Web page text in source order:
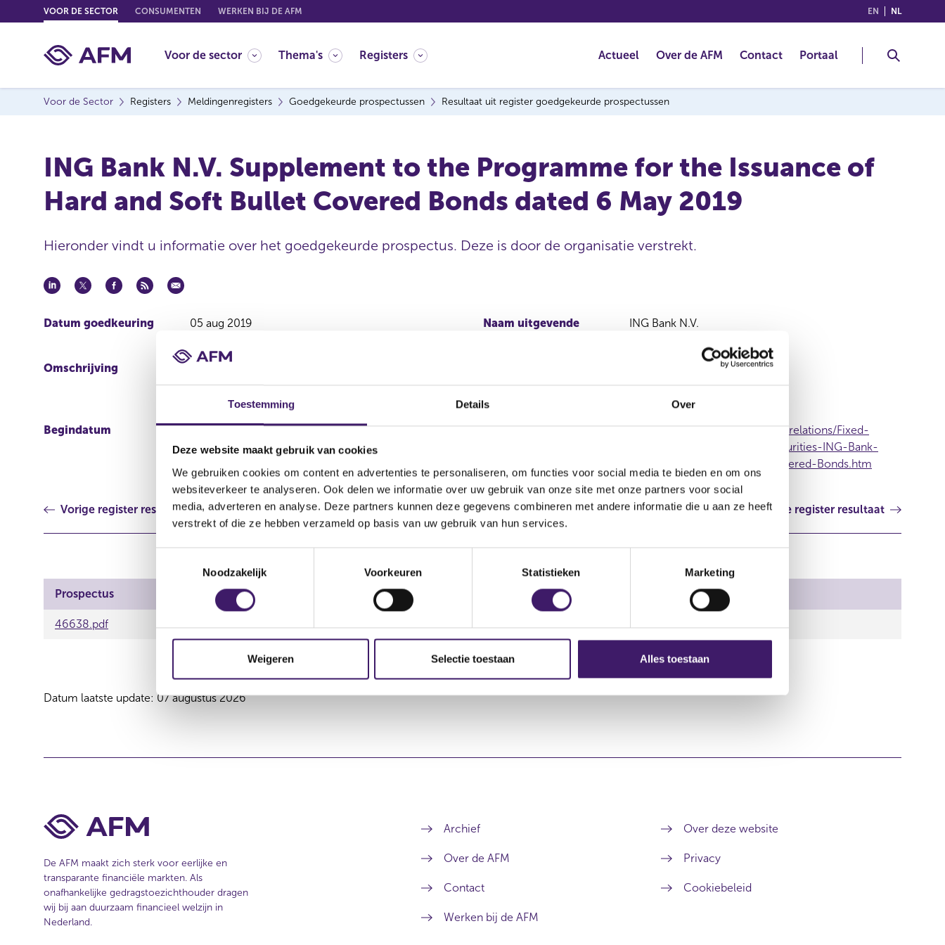
Toestemming Details Over
Deze website maakt gebruik van cookies
We gebruiken cookies om content en advertenties te personaliseren, om functies voor social media te bieden en om ons
websiteverkeer te analyseren. Ook delen we informatie over uw gebruik van onze site met onze partners voor social
media, adverteren en analyse. Deze partners kunnen deze gegevens combineren met andere informatie die u aan ze heeft
verstrekt of die ze hebben verzameld op basis van uw gebruik van hun services.
i
s
i
e
Noodzakelijk Voorkeuren Statistieken Marketing
Weigeren Selectie toestaan Alles toestaan
o
o
EN (ENGLISH)
NL
VOOR DE SECTOR CONSUMENTEN WERKEN BIJ DE AFM
Voor de sector Thema's Registers Actueel Over de AFM Contact Portaal
Voor de Sector Registers Meldingenregisters Goedgekeurde prospectussen Resultaat uit register goedgekeurde prospectussen
ING Bank N.V. Supplement to the Programme for the Issuance of
Hard and Soft Bullet Covered Bonds dated 6 May 2019
Hieronder vindt u informatie over het goedgekeurde prospectus. Deze is door de organisatie verstrekt.
Datum goedkeuring 05 aug 2019
Naam uitgevende
ING Bank N.V.
Omschrijving
Hard and Soft Bullet Covered Bonds dated 6 May
Aanvullend Document
Begindatum 05 aug 2019 Plaats van publicatie
https://www.ing.com/Investor-relations/Fixed-
income-information/Debt-securities-ING-Bank-
N.V./Hard-and-Soft-Bullet-Covered-Bonds.htm
Vorige register resultaat Volgende register resultaat
Prospectus
46638.pdf
Datum laatste update: 07 augustus 2026
Archief
Over de AFM
Contact
Werken bij de AFM
Over deze website
Privacy
Cookiebeleid
De AFM maakt zich sterk voor eerlijke en
transparante financiële markten. Als
onafhankelijke gedragstoezichthouder dragen
wij bij aan duurzaam financieel welzijn in
Nederland.